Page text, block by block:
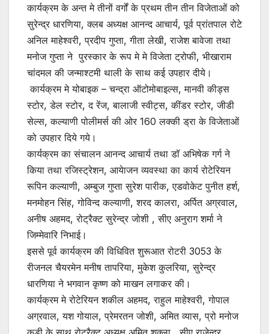
कार्यक्रम के अन्त मे तीनों वर्गों के प्रथम तीन तीन विजेताओं को
सुरेन्द्र धारणिया, क्लब अध्यक्ष आनन्द आचार्य, पूर्व प्रांतपाल रोटे
अनिल माहेश्वरी, प्रदीप गुप्ता, गीता लेखी, राजेश बावेजा तथा
मनोज गुप्ता ने पुरस्कार के रूप मे मे विजेता ट्रोफी, भीखाराम
चांदमल की जन्माश्टमी थाली के साथ कई उपहार दीये।
कार्यक्रम मे योबाइक – चन्द्रा ऑटोमोबाइल्स, मानवी कीड्स
स्टोर, डेल स्टोर, द रेंज, बालाजी स्वीट्स, कींडर स्टोर, जीडी
सेल्स, कल्याणी पोलीमर्स की ओर 160 लक्की ड्रा के विजेताओं
को उपहार दिये गये।
कार्यक्रम का संचालन आनन्द आचार्य तथा डॉ अभिषेक गर्ग ने
किया तथा रजिस्ट्रेशन, आयेाजन व्यवस्था का कार्य रोटेरियन
रूपिन कल्याणी, अम्बुज गुप्ता सुरेश पारीक, एडवोकेट पुनीत हर्श,
मनमोहन सिंह, गोविन्द कल्याणी, शरद कालरा, अर्पित अग्रवाल,
अनीष अहमद, रोट्रैक्ट सुरेन्द्र जोशी , सीए अनुराग शर्मा ने
जिम्मेवारि निभाई।
इससे पूर्व कार्यक्रम की विधिवित शुरूआत रोटरी 3053 के
रीजनल चैयरमेन मनीष तापरिया, मुकेश कुलरिया, सुरेन्द्र
धारणिया ने भगवान कृष्ण को माखन लगाकर की।
कार्यक्रम मे रोटेरियन शकील अहमद, राहुल माहेश्वरी, गोपाल
अग्रवाल, यश गोयाल, प्रेमरतन जोशी, अमित व्यास, प्रो मनोज